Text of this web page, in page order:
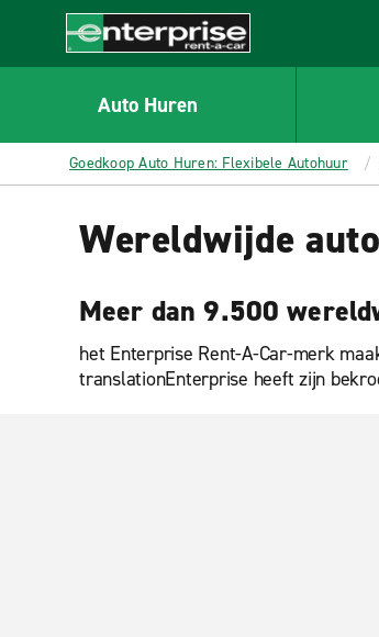
CONTENT
Enterprise
Auto Huren
Goedkoop Auto Huren: Flexibele Autohuur
Wereldwijde
Meer dan 9.500
het Enterprise Rent-A-Car-merk
translationEnterprise heeft zijn